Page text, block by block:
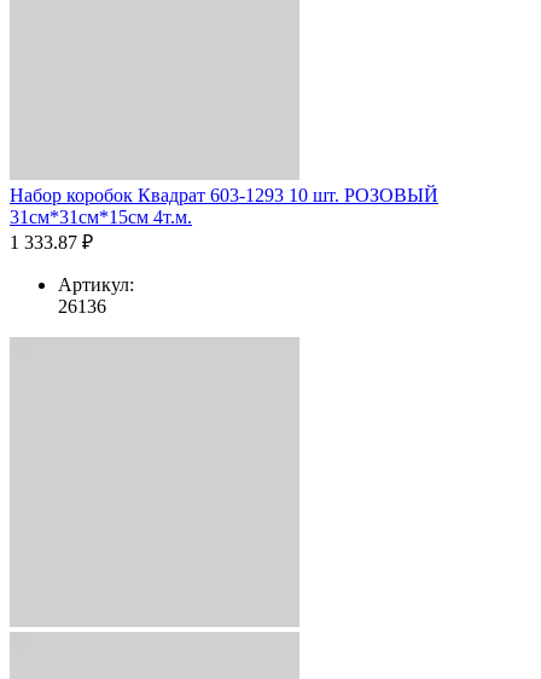
Набор коробок Квадрат 603-1293 10 шт. РОЗОВЫЙ
31см*31см*15см 4т.м.
1 333.87 ₽
Артикул:
26136